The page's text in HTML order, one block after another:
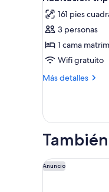
2
camas
todas
las
fotos
de
Habitación
triple
161 pies
3 personas
1 cama
Wifi gratuito
Más detalles
Más
triple
Anuncio
Capella Taipei